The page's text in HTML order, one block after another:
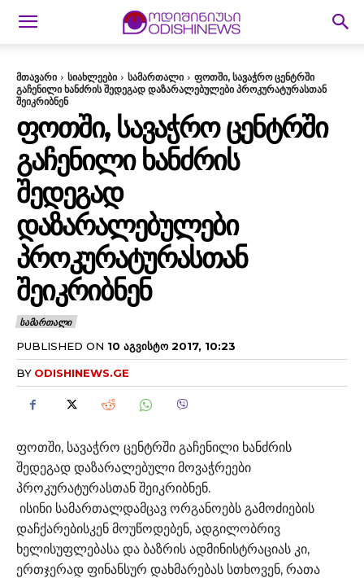
მთავარი სიახლეები სამართალი
ფოთში, სავაჭრო ცენტრში
გაჩენილი ხანძრის შედეგად დაზარალებულები პროკურატურასთან
შეიკრიბნენ
ᲤᲝᲗᲨᲘ, ᲡᲐᲕᲐᲭᲠᲝ ᲪᲔᲜᲢᲠᲨᲘ
ᲒᲐᲩᲔᲜᲘᲚᲘ ᲮᲐᲜᲫᲠᲘᲡ
ᲨᲔᲓᲔᲒᲐᲓ
ᲓᲐᲖᲐᲠᲐᲚᲔᲑᲣᲚᲔᲑᲘ
ᲞᲠᲝᲙᲣᲠᲐᲢᲣᲠᲐᲡᲗᲐᲜ
ᲨᲔᲘᲙᲠᲘᲑᲜᲔᲜ
ᲡᲐᲛᲐᲠᲗᲐᲚᲘ
PUBLISHED ON 10 ᲐᲒᲕᲘᲡᲢᲝ 2017, 10:23
BY ODISHINEWS.GE
ფოთში, სავაჭრო ცენტრში გაჩენილი ხანძრის
შედეგად დაზარალებული მოვაჭრეები
პროკურატურასთან შეიკრიბნენ.
ისინი სამართალდამცავ ორგანოებს გამოძიების
დაჩქარებისკენ მოუწოდებენ, ადგილობრივ
ხელისუფლებასა და ბაზრის ადმინისტრაციას კი,
ერთჯერად ფინანსურ დახმარებას სთხოვენ, რათა